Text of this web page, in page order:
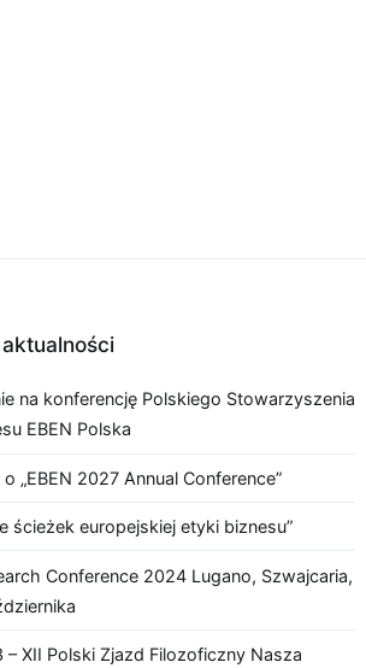
na konferencję Polskiego Stowarzyszenia
EBEN Polska
„EBEN 2027 Annual Conference”
ścieżek europejskiej etyki biznesu”
Conference 2024 Lugano, Szwajcaria,
XII Polski Zjazd Filozoficzny Nasza